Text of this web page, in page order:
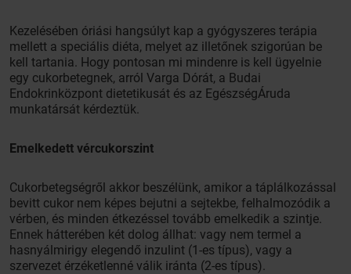
Kezelésében óriási hangsúlyt kap a gyógyszeres terápia
mellett a speciális diéta, melyet az illetőnek szigorúan be
kell tartania. Hogy pontosan mi mindenre is kell ügyelnie
egy cukorbetegnek, arról Varga Dórát, a Budai
Endokrinközpont dietetikusát és az EgészségÁruda
munkatársát kérdeztük.
Emelkedett vércukorszint
Cukorbetegségről akkor beszélünk, amikor a táplálkozással
bevitt cukor nem képes bejutni a sejtekbe, felhalmozódik a
vérben, és minden étkezéssel tovább emelkedik a szintje.
Ennek hátterében két dolog állhat: vagy nem termel a
hasnyálmirigy elegendő inzulint (1-es típus), vagy a
szervezet érzéketlenné válik iránta (2-es típus).